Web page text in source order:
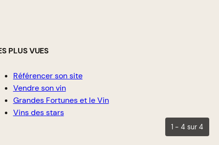
PLUS VUES
Référencer son site
Vendre son vin
Grandes Fortunes et le Vin
Vins des stars
1 - 4 sur 4